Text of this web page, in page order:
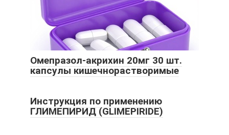
Омепразол-акрихин 20мг 30 шт.
капсулы кишечнорастворимые
Инструкция по применению
ГЛИМЕПИРИД (GLIMEPIRIDE)